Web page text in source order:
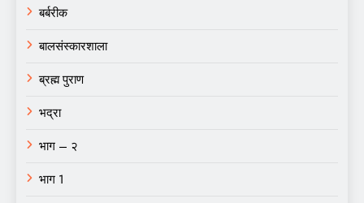
बर्बरीक
बालसंस्कारशाला
ब्रह्म पुराण
भद्रा
भाग – २
भाग 1